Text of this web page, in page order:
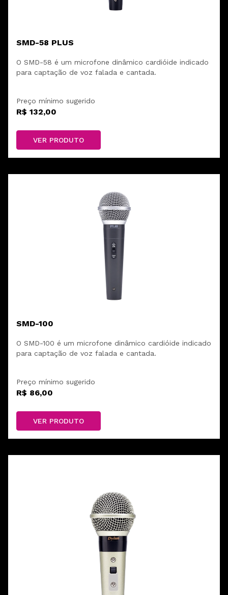
SMD-58 PLUS
O SMD-58 é um microfone dinâmico cardióide indicado
para captação de voz falada e cantada.
Preço mínimo sugerido
R$ 132,00
VER PRODUTO
SMD-100
O SMD-100 é um microfone dinâmico cardióide indicado
para captação de voz falada e cantada.
Preço mínimo sugerido
R$ 86,00
VER PRODUTO